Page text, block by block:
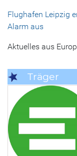
Flughafen Leipzig
Alarm aus
Aktuelles aus
Träger